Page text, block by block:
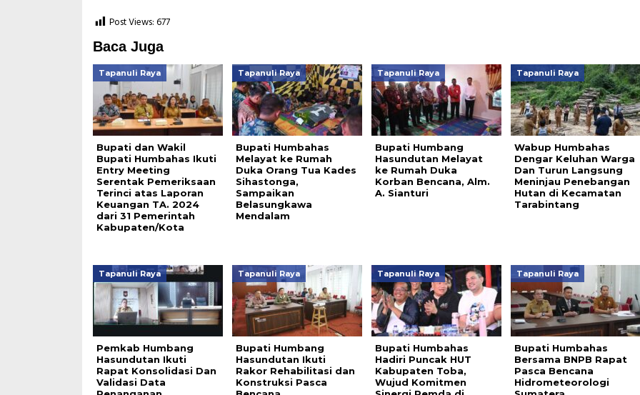
Post Views:677
Baca Juga
Tapanuli Raya
Bupati dan Wakil
Bupati Humbahas Ikuti
Entry Meeting
Serentak Pemeriksaan
Terinci atas Laporan
Keuangan TA. 2024
dari 31 Pemerintah
Kabupaten/Kota
Tapanuli Raya
Bupati Humbahas
Melayat ke Rumah
Duka Orang Tua Kades
Sihastonga,
Sampaikan
Belasungkawa
Mendalam
Tapanuli Raya
Bupati Humbang
Hasundutan Melayat
ke Rumah Duka
Korban Bencana, Alm.
A. Sianturi
Tapanuli Raya
Wabup Humbahas
Dengar Keluhan Warga
Dan Turun Langsung
Meninjau Penebangan
Hutan di Kecamatan
Tarabintang
Tapanuli Raya
Pemkab Humbang
Hasundutan Ikuti
Rapat Konsolidasi Dan
Validasi Data
Tapanuli Raya
Bupati Humbang
Hasundutan Ikuti
Rakor Rehabilitasi dan
Konstruksi Pasca
Tapanuli Raya
Bupati Humbahas
Hadiri Puncak HUT
Kabupaten Toba,
Wujud Komitmen
Tapanuli Raya
Bupati Humbahas
Bersama BNPB Rapat
Pasca Bencana
Hidrometeorologi